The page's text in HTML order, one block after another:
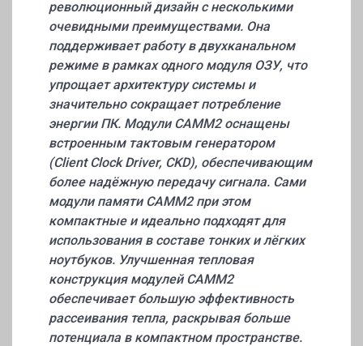
революционный дизайн с несколькими
очевидными преимуществами. Она
поддерживает работу в двухканальном
режиме в рамках одного модуля ОЗУ, что
упрощает архитектуру системы и
значительно сокращает потребление
энергии ПК. Модули CAMM2 оснащены
встроенным тактовым генератором
(Client Clock Driver, CKD), обеспечивающим
более надёжную передачу сигнала. Сами
модули памяти CAMM2 при этом
компактные и идеально подходят для
использования в составе тонких и лёгких
ноутбуков. Улучшенная тепловая
конструкция модулей CAMM2
обеспечивает большую эффективность
рассеивания тепла, раскрывая больше
потенциала в компактном пространстве.